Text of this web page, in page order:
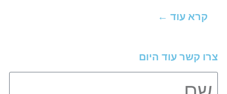
קרא עוד ←
צרו קשר עוד היום